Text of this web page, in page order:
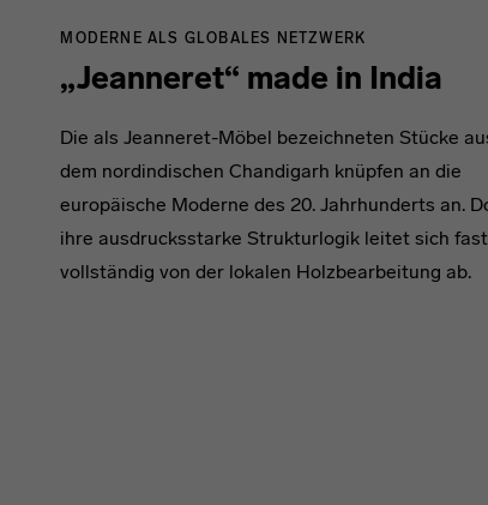
MODERNE ALS GLOBALES NETZWERK
„Jeanneret“ made in India
Die als Jeanneret-Möbel bezeichneten Stücke
dem nordindischen Chandigarh knüpfen an die
europäische Moderne des 20. Jahrhunderts an.
ihre ausdrucksstarke Strukturlogik leitet sich fast
vollständig von der lokalen Holzbearbeitung ab.